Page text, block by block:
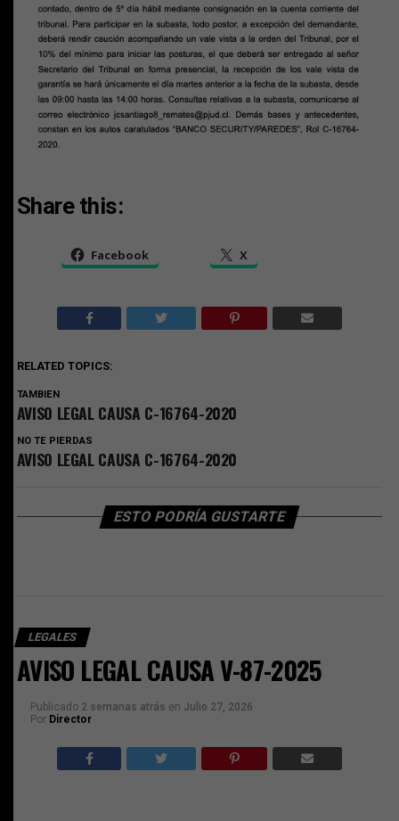
Share this:
Facebook X
RELATED TOPICS:
TAMBIEN
AVISO LEGAL CAUSA C-16764-2020
NO TE PIERDAS
AVISO LEGAL CAUSA C-16764-2020
ESTO PODRÍA GUSTARTE
LEGALES
AVISO LEGAL CAUSA V-87-2025
Publicado 2 semanas atrás en Julio 27, 2026
Por Director